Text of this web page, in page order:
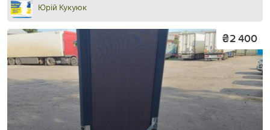
Юрій Кукуюк
₴2 400